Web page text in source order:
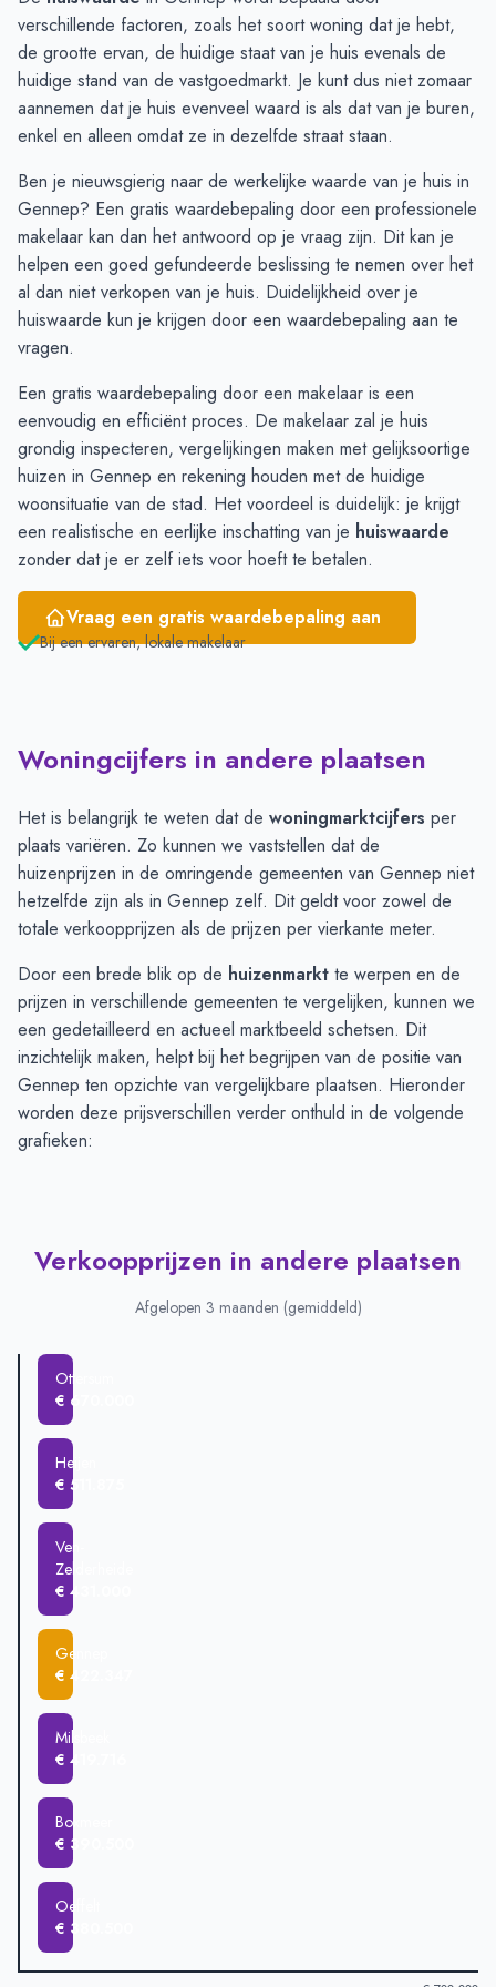
September€ 446.000 € 393.773
Oktober
€ 488.016
€ 442.979
November
€ 494.062
€ 445.169
December
€ 483.000
€ 468.815
Januari
€ 467.521 € 463.670
Maart
€ 485.690 € 471.794
April
€ 441.825 € 465.566
Mei
€ 425.947 € 447.510
Juni
€ 413.130 € 422.347
verschillende factoren, zoals het soort woning dat je hebt,
de grootte ervan, de huidige staat van je huis evenals de
huidige stand van de vastgoedmarkt. Je kunt dus niet zomaar
aannemen dat je huis evenveel waard is als dat van je buren,
enkel en alleen omdat ze in dezelfde straat staan.
Ben je nieuwsgierig naar de werkelijke waarde van je huis in
Gennep? Een gratis waardebepaling door een professionele
makelaar kan dan het antwoord op je vraag zijn. Dit kan je
helpen een goed gefundeerde beslissing te nemen over het
al dan niet verkopen van je huis. Duidelijkheid over je
huiswaarde kun je krijgen door een waardebepaling aan te
vragen.
Een gratis waardebepaling door een makelaar is een
eenvoudig en efficiënt proces. De makelaar zal je huis
grondig inspecteren, vergelijkingen maken met gelijksoortige
huizen in Gennep en rekening houden met de huidige
woonsituatie van de stad. Het voordeel is duidelijk: je krijgt
een realistische en eerlijke inschatting van je huiswaarde
zonder dat je er zelf iets voor hoeft te betalen.
Vraag een gratis waardebepaling aan
Bij een ervaren, lokale makelaar
Woningcijfers in andere plaatsen
Het is belangrijk te weten dat de woningmarktcijfers per
plaats variëren. Zo kunnen we vaststellen dat de
huizenprijzen in de omringende gemeenten van Gennep niet
hetzelfde zijn als in Gennep zelf. Dit geldt voor zowel de
totale verkoopprijzen als de prijzen per vierkante meter.
Door een brede blik op de huizenmarkt te werpen en de
prijzen in verschillende gemeenten te vergelijken, kunnen we
een gedetailleerd en actueel marktbeeld schetsen. Dit
inzichtelijk maken, helpt bij het begrijpen van de positie van
Gennep ten opzichte van vergelijkbare plaatsen. Hieronder
worden deze prijsverschillen verder onthuld in de volgende
grafieken:
Verkoopprijzen in andere plaatsen
Afgelopen 3 maanden (gemiddeld)
Ottersum
€ 670.000
Heijen
€ 511.875
Ven-
Zelderheide
€ 431.000
Gennep
€ 422.347
Milsbeek
€ 419.716
Boxmeer
€ 390.500
Oeffelt
€ 380.500